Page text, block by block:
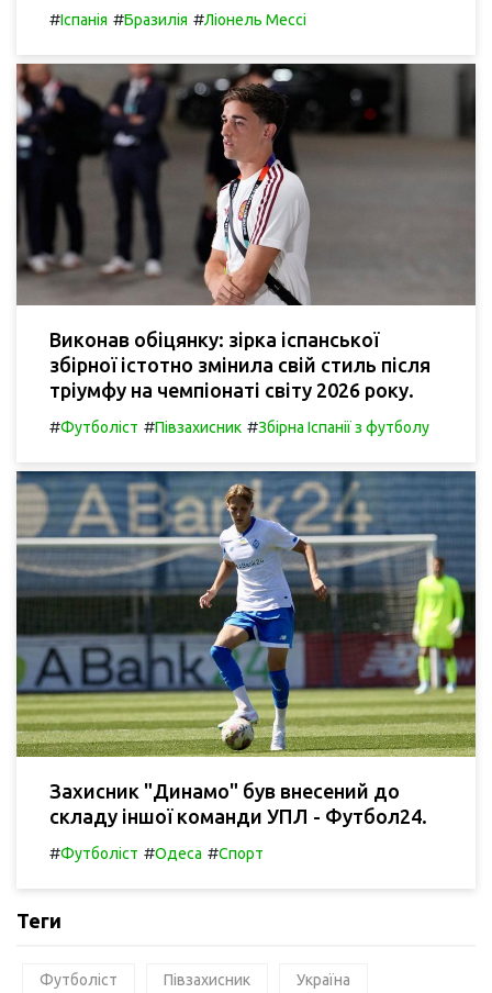
#Іспанія #Бразилія #Ліонель Мессі
Виконав обіцянку: зірка іспанської
збірної істотно змінила свій стиль після
тріумфу на чемпіонаті світу 2026 року.
#Футболіст #Півзахисник #Збірна Іспанії з футболу
Захисник "Динамо" був внесений до
складу іншої команди УПЛ - Футбол24.
#Футболіст #Одеса #Спорт
Теги
Футболіст Півзахисник Україна